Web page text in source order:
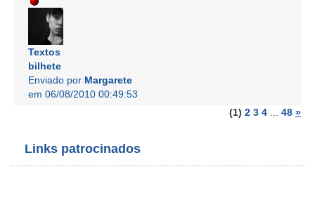
Textos
bilhete
Enviado por Margarete
em 06/08/2010 00:49:53
(1) 2 3 4 48 »
Links patrocinados